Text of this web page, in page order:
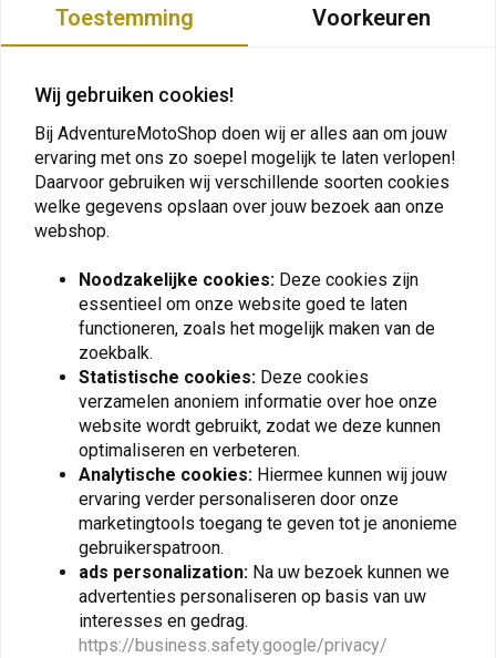
SW-MOTECH
Flexpack Rugzak
Waterbestendig
Opvouwbaar 30 L | Zwart
€19,82
FOSTEX
Rugzak 25 Liter Camo
Groen
Toestemming Voorkeuren
Wij gebruiken cookies!
Bij AdventureMotoShop doen wij er alles aan om jouw
ervaring met ons zo soepel mogelijk te laten verlopen!
Daarvoor gebruiken wij verschillende soorten cookies
welke gegevens opslaan over jouw bezoek aan onze
webshop.
Noodzakelijke cookies: Deze cookies zijn
essentieel om onze website goed te laten
functioneren, zoals het mogelijk maken van de
zoekbalk.
Statistische cookies: Deze cookies
verzamelen anoniem informatie over hoe onze
website wordt gebruikt, zodat we deze kunnen
optimaliseren en verbeteren.
Analytische cookies: Hiermee kunnen wij jouw
ervaring verder personaliseren door onze
marketingtools toegang te geven tot je anonieme
gebruikerspatroon.
ads personalization: Na uw bezoek kunnen we
advertenties personaliseren op basis van uw
interesses en gedrag.
https://business.safety.google/privacy/